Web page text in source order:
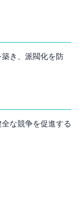
き、派閥化を防
な競争を促進する